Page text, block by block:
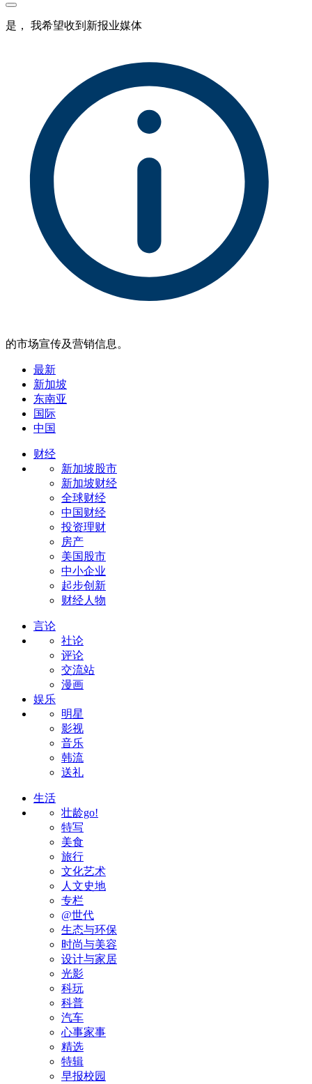
是， 我希望收到新报业媒体
的市场宣传及营销信息。
最新
新加坡
东南亚
国际
中国
财经
新加坡股市
新加坡财经
全球财经
中国财经
投资理财
房产
美国股市
中小企业
起步创新
财经人物
言论
社论
评论
交流站
漫画
娱乐
明星
影视
音乐
韩流
送礼
生活
壮龄go!
特写
美食
旅行
文化艺术
人文史地
专栏
@世代
生态与环保
时尚与美容
设计与家居
光影
科玩
科普
汽车
心事家事
精选
特辑
早报校园